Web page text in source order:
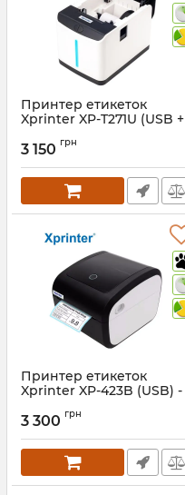
Принтер етикеток
Xprinter XP-T271U (USB +
Артикул:
3 150 грн
Принтер етикеток
Xprinter XP-423B (USB) -
Артикул: 1308
3 300 грн